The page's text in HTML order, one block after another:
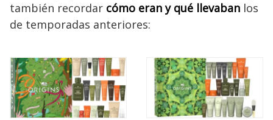
también recordar cómo eran y qué llevaban los
de temporadas anteriores: